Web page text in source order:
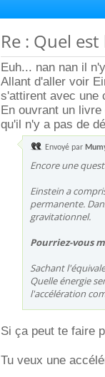
Re : Quel
Euh... nan nan il
Allant d'aller voir
s'attirent avec une
En ouvrant un
qu'il n'y a pas de
Envoyé par
Encore une
Einstein a
permanente.
gravitationnel.
Pourriez-vous
Sachant
Quelle énergie
l'accélération
Si ça peut te faire
Tu veux une